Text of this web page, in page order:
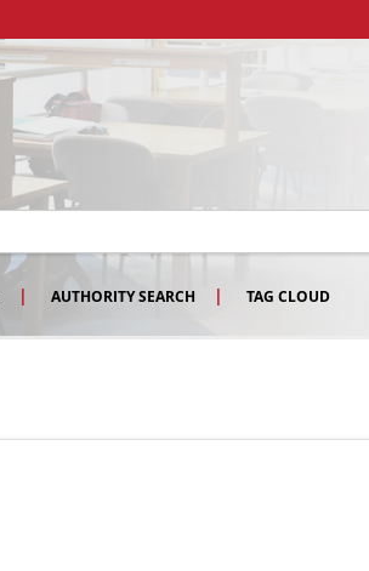
AUTHORITY SEARCH TAG CLOUD